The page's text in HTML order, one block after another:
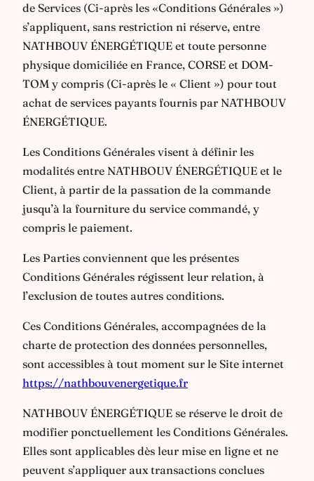
de Services (Ci-après les «Conditions Générales »)
s’appliquent, sans restriction ni réserve, entre
NATHBOUV ÉNERGÉTIQUE et toute personne
physique domiciliée en France, CORSE et DOM-
TOM y compris (Ci-après le « Client ») pour tout
achat de services payants fournis par NATHBOUV
ÉNERGÉTIQUE.
Les Conditions Générales visent à définir les
modalités entre NATHBOUV ÉNERGÉTIQUE et le
Client, à partir de la passation de la commande
jusqu’à la fourniture du service commandé, y
compris le paiement.
Les Parties conviennent que les présentes
Conditions Générales régissent leur relation, à
l’exclusion de toutes autres conditions.
Ces Conditions Générales, accompagnées de la
charte de protection des données personnelles,
sont accessibles à tout moment sur le Site internet
https://nathbouvenergetique.fr
NATHBOUV ÉNERGÉTIQUE se réserve le droit de
modifier ponctuellement les Conditions Générales.
Elles sont applicables dès leur mise en ligne et ne
peuvent s’appliquer aux transactions conclues